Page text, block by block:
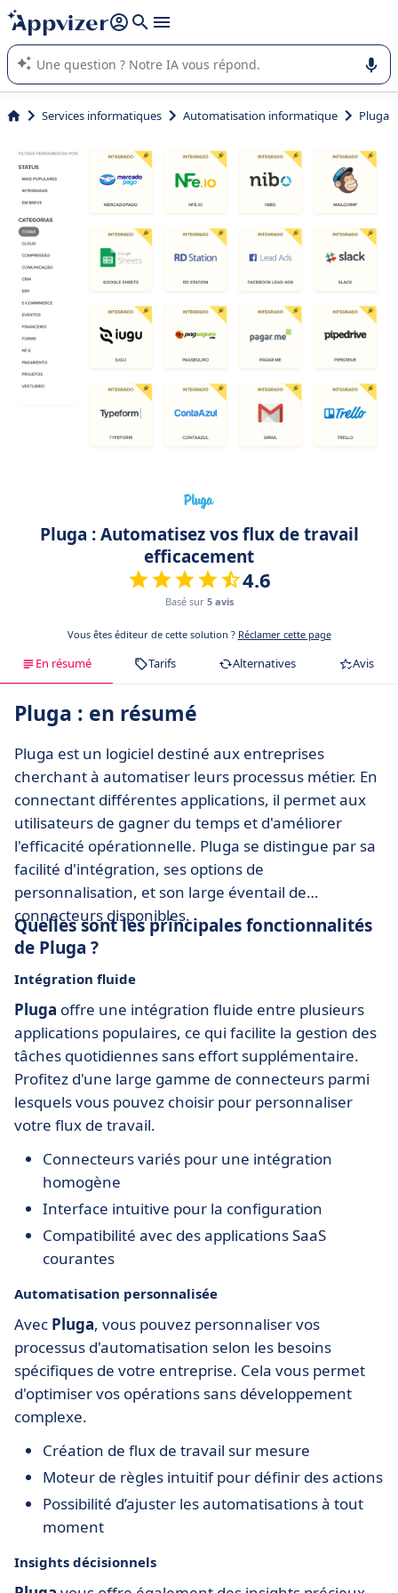
répondre (plusieurs lignes avec
L'IA de Appvizer vous guide dans l'utilisation ou la sélection de
logiciel SaaS en entreprise.
Services informatiques Automatisation informatique Pluga
Pluga : Automatisez vos flux de travail
efficacement
4.6
Basé sur 5 avis
Vous êtes éditeur de cette solution ? Réclamer cette page
En résumé Tarifs Alternatives Avis
Pluga : en résumé
Pluga est un logiciel destiné aux entreprises
cherchant à automatiser leurs processus métier. En
connectant différentes applications, il permet aux
utilisateurs de gagner du temps et d'améliorer
l'efficacité opérationnelle. Pluga se distingue par sa
facilité d'intégration, ses options de
personnalisation, et son large éventail de
connecteurs disponibles.
Quelles sont les principales fonctionnalités
de Pluga ?
Intégration fluide
Pluga offre une intégration fluide entre plusieurs
applications populaires, ce qui facilite la gestion des
tâches quotidiennes sans effort supplémentaire.
Profitez d'une large gamme de connecteurs parmi
lesquels vous pouvez choisir pour personnaliser
votre flux de travail.
Connecteurs variés pour une intégration
homogène
Interface intuitive pour la configuration
Compatibilité avec des applications SaaS
courantes
Automatisation personnalisée
Avec Pluga, vous pouvez personnaliser vos
processus d'automatisation selon les besoins
spécifiques de votre entreprise. Cela vous permet
d'optimiser vos opérations sans développement
complexe.
Création de flux de travail sur mesure
Moteur de règles intuitif pour définir des actions
Possibilité d’ajuster les automatisations à tout
moment
Insights décisionnels